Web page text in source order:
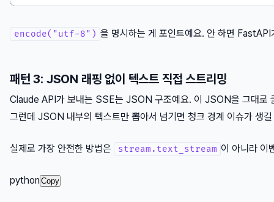
encode("utf-8") 을 명시하는 게 포인트예요. 안 하면
패턴 3: JSON 래핑 없이 텍스트 직접 스트리밍
Claude API가 보내는 SSE는 JSON 구조예요. 이 JSON을 그대로
그런데 JSON 내부의 텍스트만 뽑아서 넘기면 청크 경계 이슈가 생
실제로 가장 안전한 방법은 stream.text_stream 이 아니라 이
python Copy